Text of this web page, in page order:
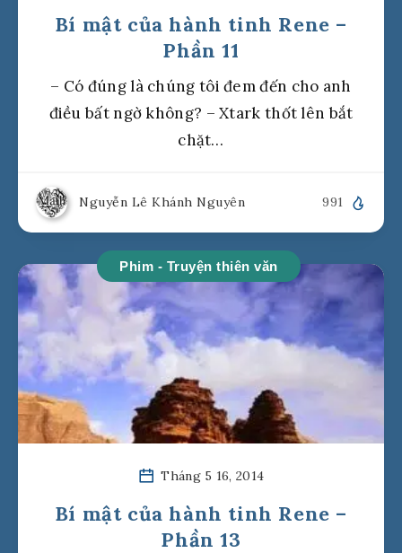
Bí mật của hành tinh Rene –
Phần 11
– Có đúng là chúng tôi đem đến cho anh
điều bất ngờ không? – Xtark thốt lên bắt
chặt…
Nguyễn Lê Khánh Nguyên 991
Phim - Truyện thiên văn
Tháng 5 16, 2014
Bí mật của hành tinh Rene –
Phần 13